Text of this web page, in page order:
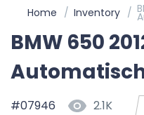
Home Inventory
BMW 650
#07946 2.1K